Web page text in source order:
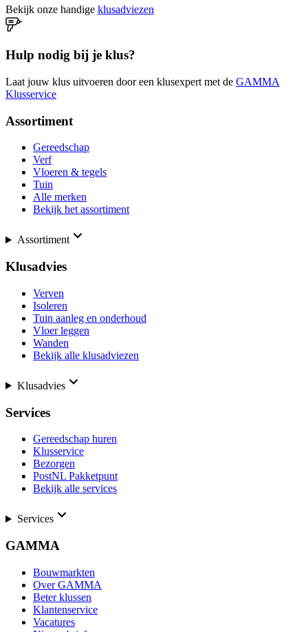
Bekijk onze handige klusadviezen
Hulp nodig bij je klus?
Laat jouw klus uitvoeren door een klusexpert met de GAMMA
Klusservice
Assortiment
Gereedschap
Verf
Vloeren & tegels
Tuin
Alle merken
Bekijk het assortiment
Assortiment
Klusadvies
Verven
Isoleren
Tuin aanleg en onderhoud
Vloer leggen
Wanden
Bekijk alle klusadviezen
Klusadvies
Services
Gereedschap huren
Klusservice
Bezorgen
PostNL Pakketpunt
Bekijk alle services
Services
GAMMA
Bouwmarkten
Over GAMMA
Beter klussen
Klantenservice
Vacatures